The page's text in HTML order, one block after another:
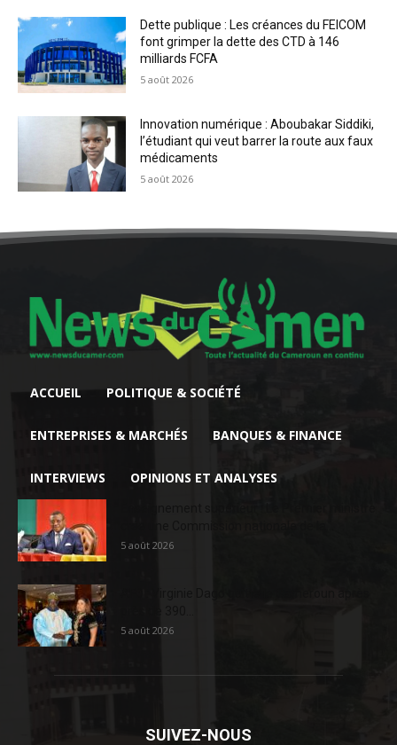
Dette publique : Les créances du FEICOM
font grimper la dette des CTD à 146
milliards FCFA
5 août 2026
Innovation numérique : Aboubakar Siddiki,
l’étudiant qui veut barrer la route aux faux
médicaments
5 août 2026
ACCUEIL POLITIQUE & SOCIÉTÉ
ENTREPRISES & MARCHÉS BANQUES & FINANCE
INTERVIEWS OPINIONS ET ANALYSES
5 août 2026
5 août 2026
SUIVEZ-NOUS